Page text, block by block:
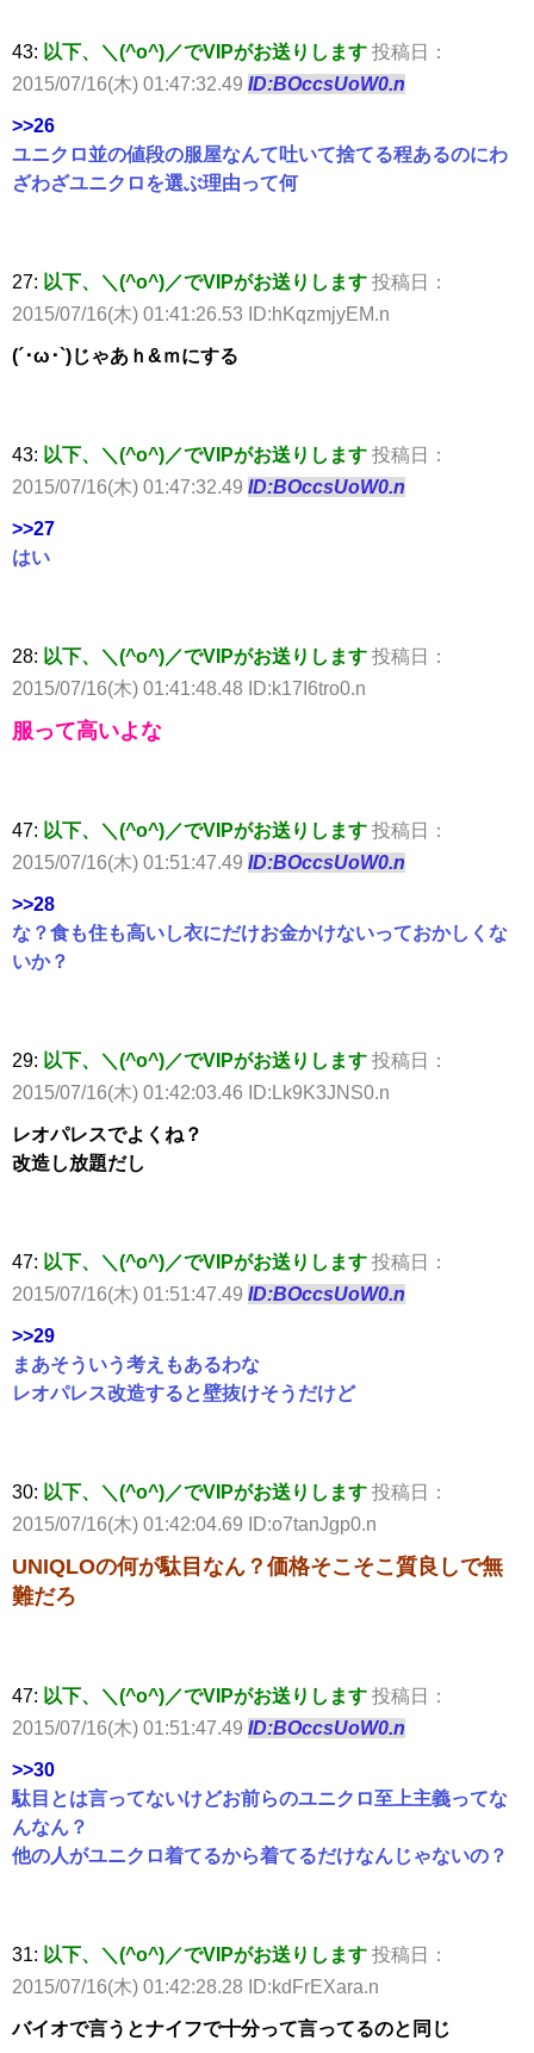
43: 以下、＼(^o^)／でVIPがお送りします 投稿日：
2015/07/16(木) 01:47:32.49 ID:BOccsUoW0.n
>>26
ユニクロ並の値段の服屋なんて吐いて捨てる程あるのにわ
ざわざユニクロを選ぶ理由って何
27: 以下、＼(^o^)／でVIPがお送りします 投稿日：
2015/07/16(木) 01:41:26.53 ID:hKqzmjyEM.n
(´･ω･`)じゃあｈ&ｍにする
43: 以下、＼(^o^)／でVIPがお送りします 投稿日：
2015/07/16(木) 01:47:32.49 ID:BOccsUoW0.n
>>27
はい
28: 以下、＼(^o^)／でVIPがお送りします 投稿日：
2015/07/16(木) 01:41:48.48 ID:k17I6tro0.n
服って高いよな
47: 以下、＼(^o^)／でVIPがお送りします 投稿日：
2015/07/16(木) 01:51:47.49 ID:BOccsUoW0.n
>>28
な？食も住も高いし衣にだけお金かけないっておかしくな
いか？
29: 以下、＼(^o^)／でVIPがお送りします 投稿日：
2015/07/16(木) 01:42:03.46 ID:Lk9K3JNS0.n
レオパレスでよくね？
改造し放題だし
47: 以下、＼(^o^)／でVIPがお送りします 投稿日：
2015/07/16(木) 01:51:47.49 ID:BOccsUoW0.n
>>29
まあそういう考えもあるわな
レオパレス改造すると壁抜けそうだけど
30: 以下、＼(^o^)／でVIPがお送りします 投稿日：
2015/07/16(木) 01:42:04.69 ID:o7tanJgp0.n
UNIQLOの何が駄目なん？価格そこそこ質良しで無
難だろ
47: 以下、＼(^o^)／でVIPがお送りします 投稿日：
2015/07/16(木) 01:51:47.49 ID:BOccsUoW0.n
>>30
駄目とは言ってないけどお前らのユニクロ至上主義ってな
んなん？
他の人がユニクロ着てるから着てるだけなんじゃないの？
31: 以下、＼(^o^)／でVIPがお送りします 投稿日：
2015/07/16(木) 01:42:28.28 ID:kdFrEXara.n
バイオで言うとナイフで十分って言ってるのと同じ